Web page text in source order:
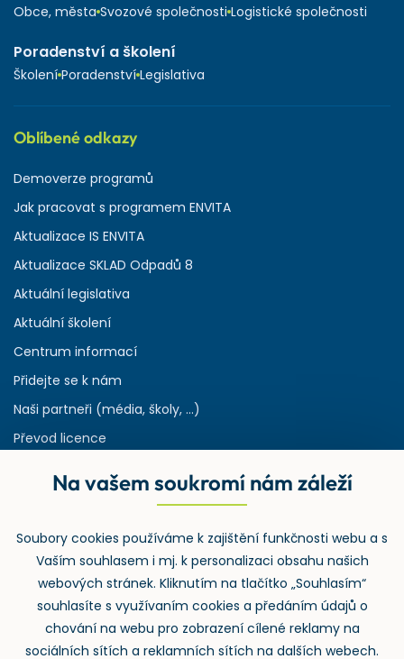
Obce, města Svozové společnosti Logistické společnosti
Poradenství a školení
Školení Poradenství Legislativa
Oblíbené odkazy
Demoverze programů
Jak pracovat s programem ENVITA
Aktualizace IS ENVITA
Aktualizace SKLAD Odpadů 8
Aktuální legislativa
Aktuální školení
Centrum informací
Přidejte se k nám
Naši partneři (média, školy, ...)
Převod licence
Rejstřík používaných zkratek v odpadech
Zpětný odběr
Na vašem soukromí nám záleží
Soubory cookies používáme k zajištění funkčnosti webu a s
Vaším souhlasem i mj. k personalizaci obsahu našich
webových stránek. Kliknutím na tlačítko „Souhlasím“
souhlasíte s využívaním cookies a předáním údajů o
chování na webu pro zobrazení cílené reklamy na
sociálních sítích a reklamních sítích na dalších webech.